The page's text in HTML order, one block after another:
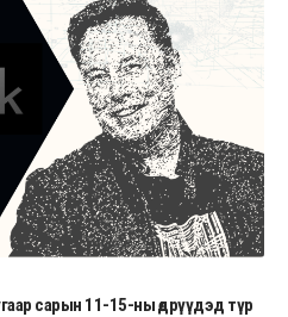
сарын 11-15-ны өдрүүдэд түр